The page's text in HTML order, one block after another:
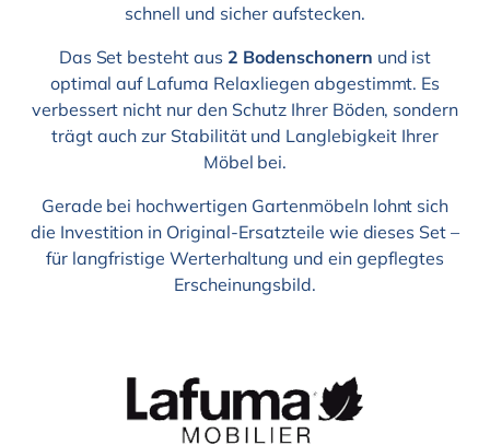
schnell und sicher aufstecken.
Das Set besteht aus 2 Bodenschonern und ist
optimal auf Lafuma Relaxliegen abgestimmt. Es
verbessert nicht nur den Schutz Ihrer Böden, sondern
trägt auch zur Stabilität und Langlebigkeit Ihrer
Möbel bei.
Gerade bei hochwertigen Gartenmöbeln lohnt sich
die Investition in Original-Ersatzteile wie dieses Set –
für langfristige Werterhaltung und ein gepflegtes
Erscheinungsbild.